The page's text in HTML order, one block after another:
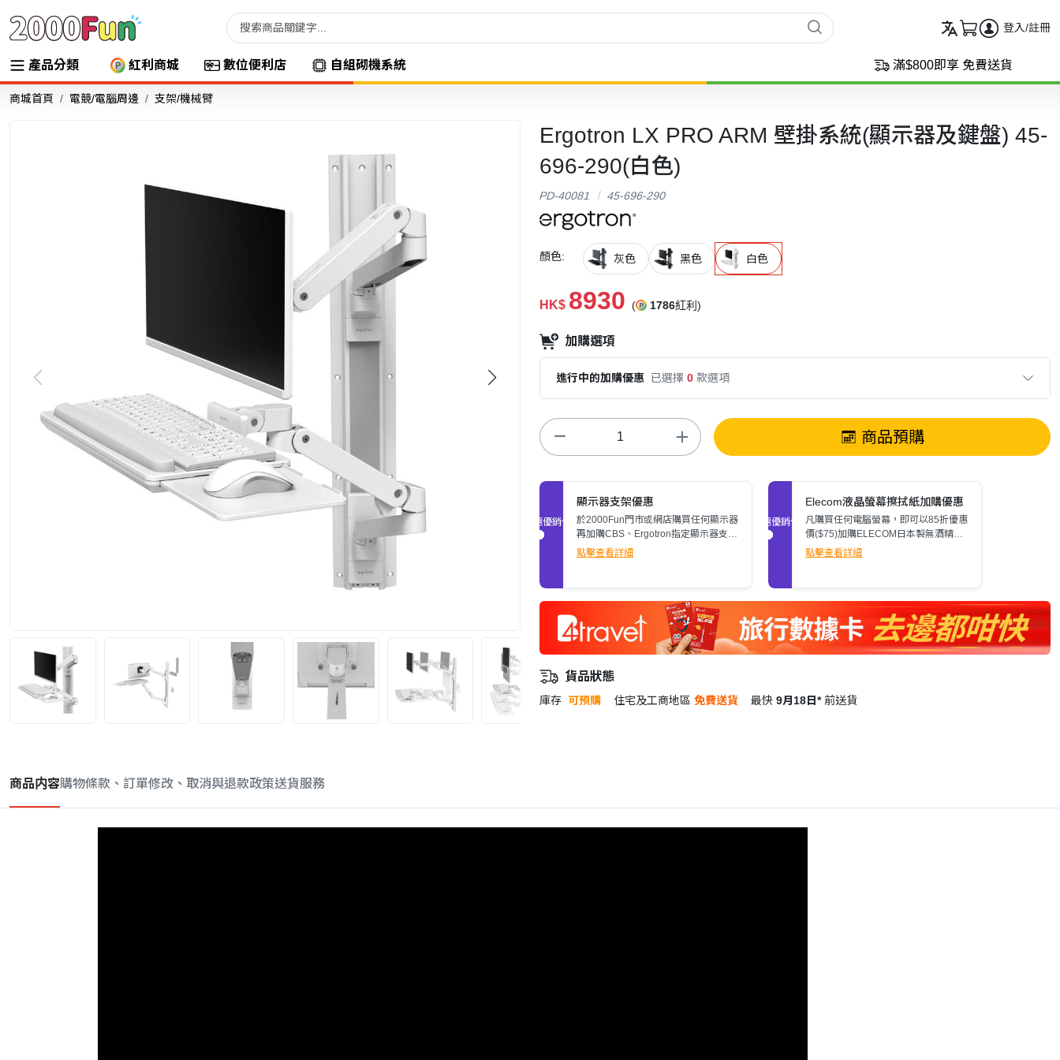
登入/註冊
產品分類 紅利商城 數位便利店 自組砌機系統 滿$800即享 免費送貨
商城首頁 電競/電腦周邊 支架/機械臂
Ergotron LX PRO ARM 壁掛系統(顯示器及鍵盤) 45-
696-290(白色)
PD-40081 45-696-290
顏色: 灰色 黑色 白色
HK$ 8930 ( 1786紅利)
加購選項
進行中的加購優惠 已選擇 0 款選項
商品預購
促銷優惠
顯示器支架優惠
於2000Fun門市或網店購買任何顯示器
再加購CBS、Ergotron指定顯示器支
架，即可額外減多$200。立即了解詳
點擊查看詳細
促銷優惠
Elecom液晶螢幕擦拭紙加購優惠
凡購買任何電腦螢幕，即可以85折優惠
價($75)加購ELECOM日本製無酒精液
晶螢幕擦拭紙(80張)。
點擊查看詳細
貨品狀態
庫存 可預購 住宅及工商地區 免費送貨 最快 9月18日* 前送貨
商品内容購物條款、訂單修改、取消與退款政策送貨服務